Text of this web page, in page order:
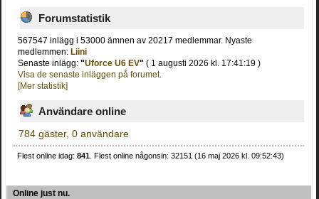
Forumstatistik
567547 inlägg i 53000 ämnen av 20217 medlemmar. Nyaste
medlemmen:Liini
Senaste inlägg:"Uforce U6 EV" ( 1 augusti 2026 kl. 17:41:19 )
Visa de senaste inläggen på forumet.
[Mer statistik]
Användare online
784 gäster, 0 användare
Flest online idag:841 . Flest online någonsin: 32151 (16 maj 2026 kl. 09:52:43)
Online just nu.